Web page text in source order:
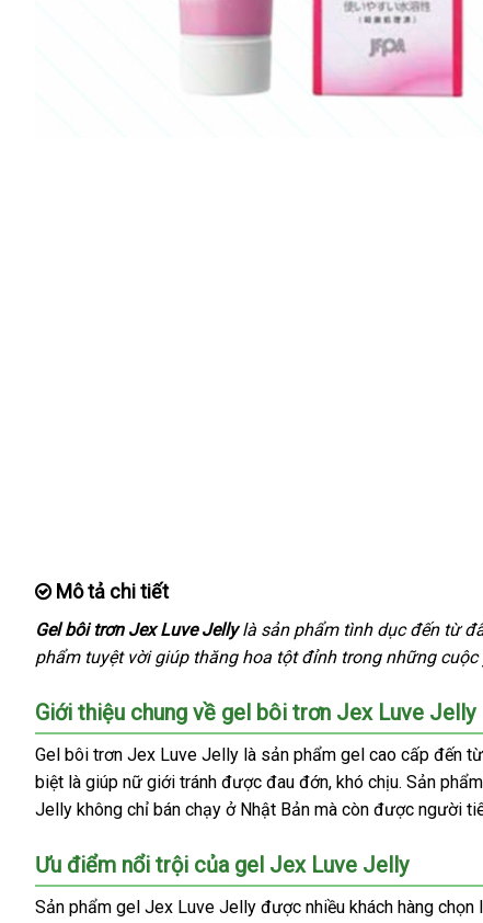
Mô tả chi tiết
Gel bôi trơn Jex Luve Jellylà sản phẩm tình dục đến từ
phẩm tuyệt vời giúp thăng hoa tột đỉnh trong tại
những cuộc
Giới thiệu chung về gel bôi trơn Jex Luve Jelly
Gel bôi trơn Jex Luve Jelly là sản phẩm gel cao cấp đến
biệt là giúp nữ giới tránh chính
hãng
được đau đớntận
nơi
, khó chịuso
sánh
. Sản phẩm
Jelly không chỉ bán chạy ở Nhật Bản Đài
mà còn thế
được người
Ưu điểm nổi trội Trung
Quốc
của gel Jex Luve Jelly
Sản phẩm gel Jex Luve Jelly hàng
được nhiều khách hàng